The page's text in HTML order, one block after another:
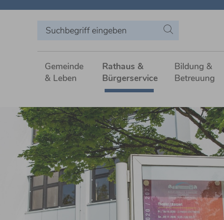
Gemeinde
& Leben
Rathaus &
Bürgerservice
Bildung &
Betreuung